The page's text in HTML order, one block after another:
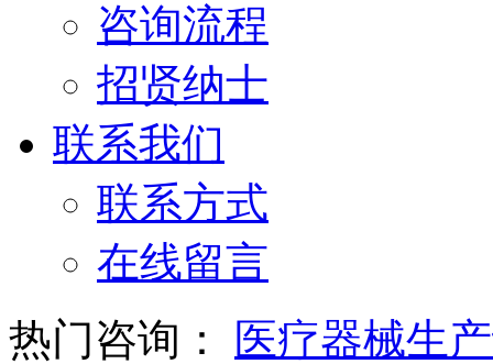
咨询流程
招贤纳士
联系我们
联系方式
在线留言
热门咨询：
医疗器械生